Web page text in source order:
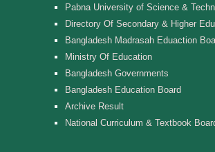
Pabna University of Science &
Directory Of Secondary & Higher
Bangladesh Madrasah Eduaction
Ministry Of Education
Bangladesh Governments
Bangladesh Education Board
Archive Result
National Curriculum & Textbook